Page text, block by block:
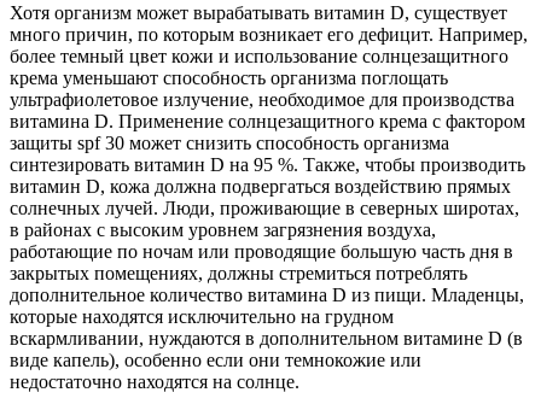
Хотя организм может вырабатывать витамин D, существует
много причин, по которым возникает его дефицит. Например,
более темный цвет кожи и использование солнцезащитного
крема уменьшают способность организма поглощать
ультрафиолетовое излучение, необходимое для производства
витамина D. Применение cолнцезащитного крема с фактором
защиты spf 30 может снизить способность организма
синтезировать витамин D на 95 %. Также, чтобы производить
витамин D, кожа должна подвергаться воздействию прямых
солнечных лучей. Люди, проживающие в северных широтах,
в районах с высоким уровнем загрязнения воздуха,
работающие по ночам или проводящие большую часть дня в
закрытых помещениях, должны стремиться потреблять
дополнительное количество витамина D из пищи. Младенцы,
которые находятся исключительно на грудном
вскармливании, нуждаются в дополнительном витамине D (в
виде капель), особенно если они темнокожие или
недостаточно находятся на солнце.